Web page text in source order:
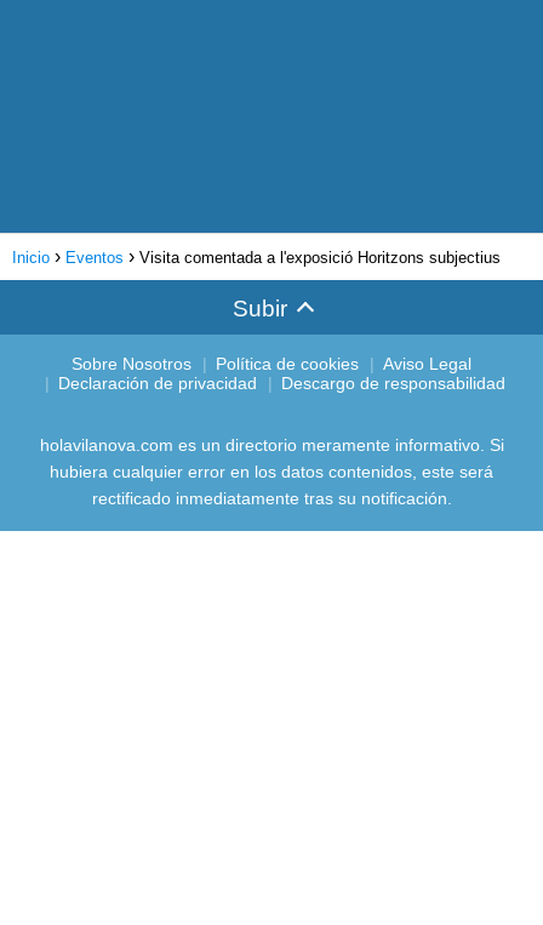
Inicio Eventos Visita comentada a l'exposició Horitzons subjectius
Subir
Sobre Nosotros Política de cookies
Aviso Legal
Declaración de privacidad
Descargo de responsabilidad
holavilanova.com es un directorio meramente informativo. Si
hubiera cualquier error en los datos contenidos, este será
rectificado inmediatamente tras su notificación.